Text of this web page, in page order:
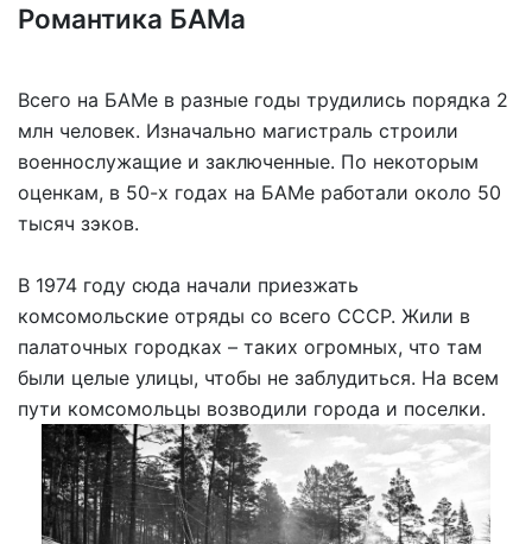
Романтика БАМа
Всего на БАМе в разные годы трудились порядка 2
млн человек. Изначально магистраль строили
военнослужащие и заключенные. По некоторым
оценкам, в 50-х годах на БАМе работали около 50
тысяч зэков.
В 1974 году сюда начали приезжать
комсомольские отряды со всего СССР. Жили в
палаточных городках – таких огромных, что там
были целые улицы, чтобы не заблудиться. На всем
пути комсомольцы возводили города и поселки.